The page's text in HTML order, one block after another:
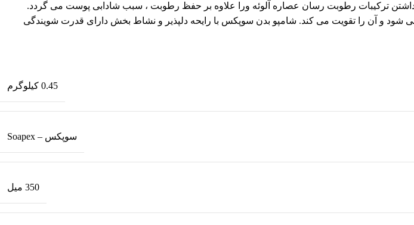
ترکیبات رطوبت رسان عصاره آلوئه ورا علاوه بر حفظ رطوبت ، سبب شادابی پوست می گردد.
شود و آن را تقویت می کند. شامپو بدن سوپکس با رایحه دلپذیر و نشاط بخش دارای قدرت شویندگی
0.45 کیلوگرم
سوپکس – Soapex
350 میل